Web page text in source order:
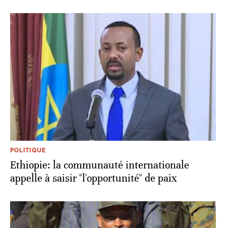
POLITIQUE
Ethiopie: la communauté internationale
appelle à saisir "l'opportunité" de paix